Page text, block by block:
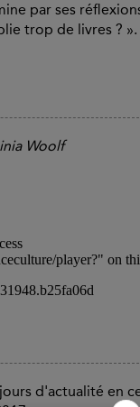
par ses
trop de livres ?
Woolf
d'actualité en